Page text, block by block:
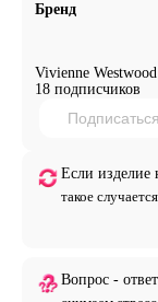
Бренд
Vivienne Westwood
18 подписчиков
Подписаться
Если изделие
такое
Вопрос - ответ